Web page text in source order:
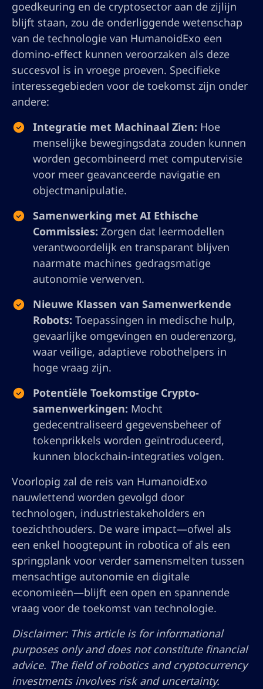
goedkeuring en de cryptosector aan de zijlijn
blijft staan, zou de onderliggende wetenschap
van de technologie van HumanoidExo een
domino-effect kunnen veroorzaken als deze
succesvol is in vroege proeven. Specifieke
interessegebieden voor de toekomst zijn onder
andere:
Integratie met Machinaal Zien: Hoe
menselijke bewegingsdata zouden kunnen
worden gecombineerd met computervisie
voor meer geavanceerde navigatie en
objectmanipulatie.
Samenwerking met AI Ethische
Commissies: Zorgen dat leermodellen
verantwoordelijk en transparant blijven
naarmate machines gedragsmatige
autonomie verwerven.
Nieuwe Klassen van Samenwerkende
Robots: Toepassingen in medische hulp,
gevaarlijke omgevingen en ouderenzorg,
waar veilige, adaptieve robothelpers in
hoge vraag zijn.
Potentiële Toekomstige Crypto-
samenwerkingen: Mocht
gedecentraliseerd gegevensbeheer of
tokenprikkels worden geïntroduceerd,
kunnen blockchain-integraties volgen.
Voorlopig zal de reis van HumanoidExo
nauwlettend worden gevolgd door
technologen, industriestakeholders en
toezichthouders. De ware impact—ofwel als
een enkel hoogtepunt in robotica of als een
springplank voor verder samensmelten tussen
mensachtige autonomie en digitale
economieën—blijft een open en spannende
vraag voor de toekomst van technologie.
Disclaimer: This article is for informational
purposes only and does not constitute financial
advice. The field of robotics and cryptocurrency
investments involves risk and uncertainty.